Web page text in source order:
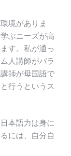
境がありま
ぶニーズが高
す。私が通っ
人講師がバラ
師が母国語で
行うというス
本語力は身に
には、自分自